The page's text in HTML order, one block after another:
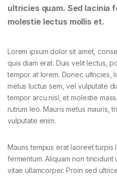
ultricies quam. Sed lacinia
molestie lectus mollis et.
Lorem ipsum dolor sit amet,
quis diam erat. Duis velit lectus,
tempor at lorem. Donec ultricies,
metus luctus sem, vel vulputate
tempor arcu nisl, et molestie
rutrum leo. Mauris metus mauris,
vulputate enim.
Mauris tempus erat laoreet turpis
fermentum. Aliquam non
vitae ullamcorper. Proin sed